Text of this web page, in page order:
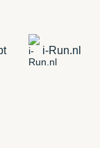
i-Run.nl